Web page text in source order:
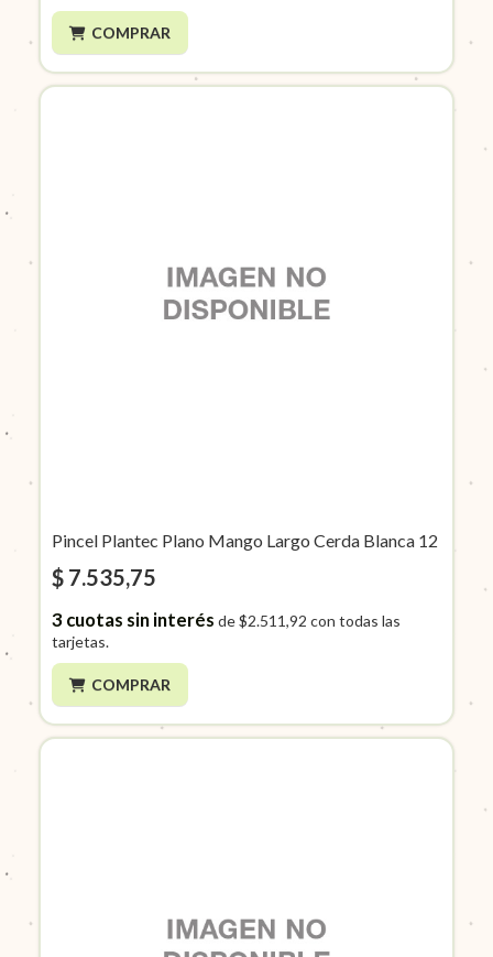
COMPRAR
Pincel Plantec Plano Mango Largo Cerda Blanca 12
$ 7.535,75
3cuotas sin interés de$2.511,92 con todas las
tarjetas.
COMPRAR